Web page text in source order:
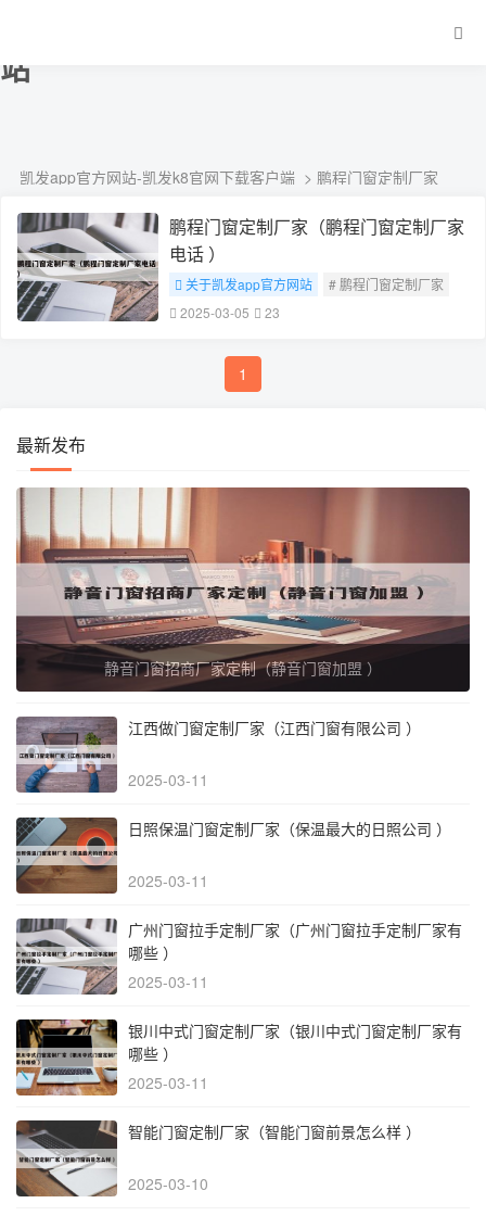
鹏程门窗定制厂家-凯发app官方网
站
凯发app官方网站-凯发k8官网下载客户端 > 鹏程门窗定制厂家
鹏程门窗定制厂家（鹏程门窗定制厂家
电话 ）
关于凯发app官方网站
# 鹏程门窗定制厂家
2025-03-05
23
1
最新发布
静音门窗招商厂家定制（静音门窗加盟 ）
江西做门窗定制厂家（江西门窗有限公司 ）
2025-03-11
日照保温门窗定制厂家（保温最大的日照公司 ）
2025-03-11
广州门窗拉手定制厂家（广州门窗拉手定制厂家有
哪些 ）
2025-03-11
银川中式门窗定制厂家（银川中式门窗定制厂家有
哪些 ）
2025-03-11
智能门窗定制厂家（智能门窗前景怎么样 ）
2025-03-10